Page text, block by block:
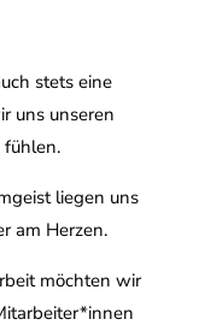
stets eine
uns unseren
fühlen.
liegen uns
am Herzen.
möchten wir